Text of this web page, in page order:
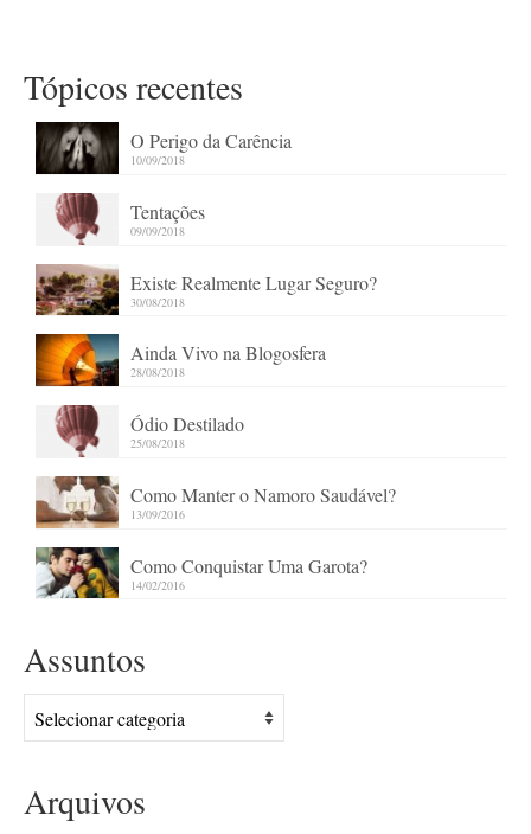
Tópicos recentes
O Perigo da Carência
10/09/2018
Tentações
09/09/2018
Existe Realmente Lugar Seguro?
30/08/2018
Ainda Vivo na Blogosfera
28/08/2018
Ódio Destilado
25/08/2018
Como Manter o Namoro Saudável?
13/09/2016
Como Conquistar Uma Garota?
14/02/2016
Assuntos
Assuntos
Arquivos